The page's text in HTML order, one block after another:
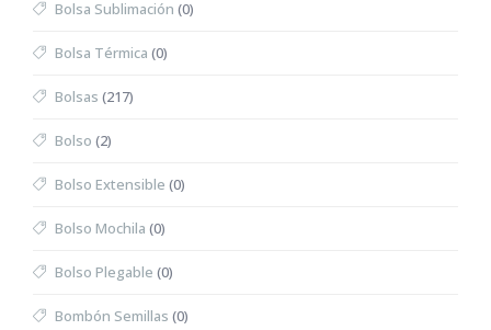
Bolsa Sublimación (0)
Bolsa Térmica (0)
Bolsas (217)
Bolso (2)
Bolso Extensible (0)
Bolso Mochila (0)
Bolso Plegable (0)
Bombón Semillas (0)